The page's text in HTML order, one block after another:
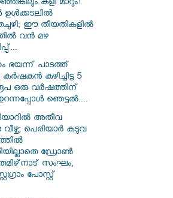
കളി മാറും!
ഈ തീയതികളിൽ
വൻ മഴ
ഭയന്ന് പാടത്ത്
കർഷകൻ കുഴിച്ചിട്ട 5
ഒരു വർഷത്തിന്
ഞെട്ടൽ....
അതീവ
പെരിയാർ കടുവ
ഡ്രോൺ
സംഘം,
പോസ്റ്റ്